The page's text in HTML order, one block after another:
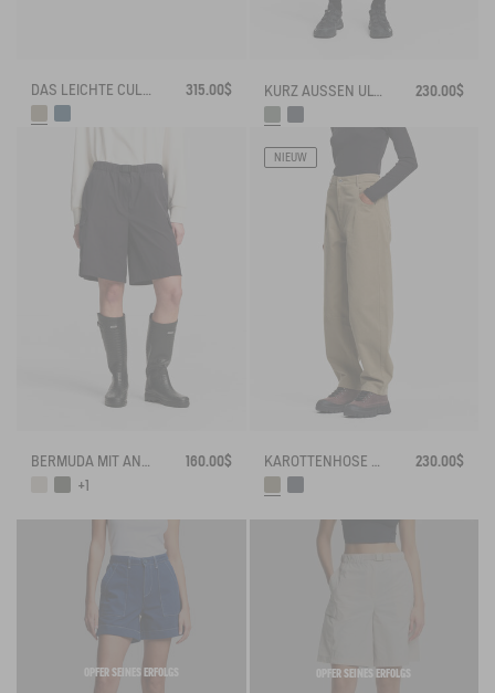
DAS LEICHTE CULOTTE-ROCK MTD 315.00$ 230.00$
BERMUDA MIT ANTI-UV-TECHNOLOGIE DRY FAST TEXTILE®
160.00$
+1
NIEUW
KAROTTENHOSE AUS BAUMWOLLSTOFF 230.00$
OPFER SEINES ERFOLGS OPFER SEINES ERFOLGS